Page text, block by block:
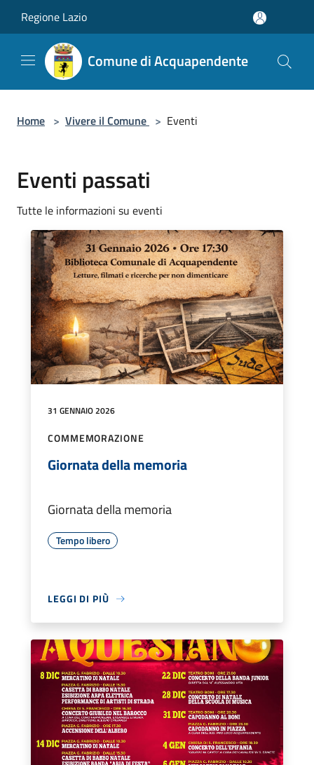
Regione Lazio
Comune di Acquapendente
Home > Vivere il Comune > Eventi
Eventi passati
Tutte le informazioni su eventi
31 GENNAIO 2026
COMMEMORAZIONE
Giornata della memoria
Giornata della memoria
Tempo libero
LEGGI DI PIÙ